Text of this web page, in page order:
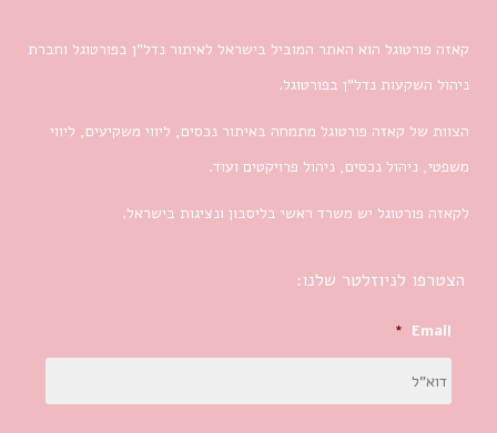
קאזה פורטוגל הוא האתר המוביל בישראל לאיתור נדל”ן בפורטוגל וחברת
ניהול השקעות נדל”ן בפורטוגל.
הצוות של קאזה פורטוגל מתמחה באיתור נכסים, ליווי משקיעים, ליווי
משפטי, ניהול נכסים, ניהול פרויקטים ועוד.
לקאזה פורטוגל יש משרד ראשי בליסבון ונציגות בישראל.
הצטרפו לניוזלטר שלנו:
Email
*